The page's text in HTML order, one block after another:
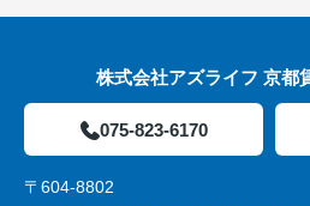
株式会社アズライフ 京都
075-823-6170
〒604-8802